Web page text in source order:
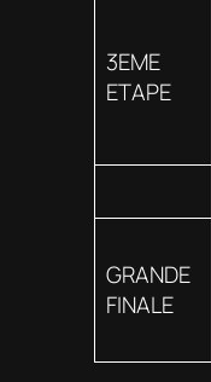
3EME
ETAPE
GRANDE
FINALE